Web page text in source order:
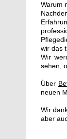
Warum
wir das
Wir
sehen,
Über
neuen
Wir
aber